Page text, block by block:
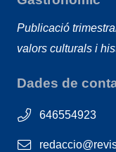
Publicació
valors culturals i
Dades de
646554923